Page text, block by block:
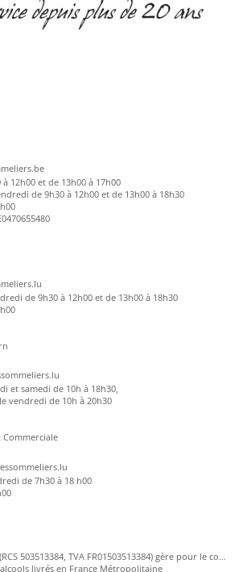
12h00 et de 13h00 à 17h00
de 9h30 à 12h00 et de 13h00 à 18h30
de 9h30 à 12h00 et de 13h00 à 18h30
et samedi de 10h à 18h30,
vendredi de 10h à 20h30
Commerciale
de 7h30 à 18 h00
La société Jacques SARL (RCS 503513384, TVA FR01503513384) gère pour le compte de La Cave des Sommeliers les transactions bancaires et la facturation
livrés en France Métropolitaine